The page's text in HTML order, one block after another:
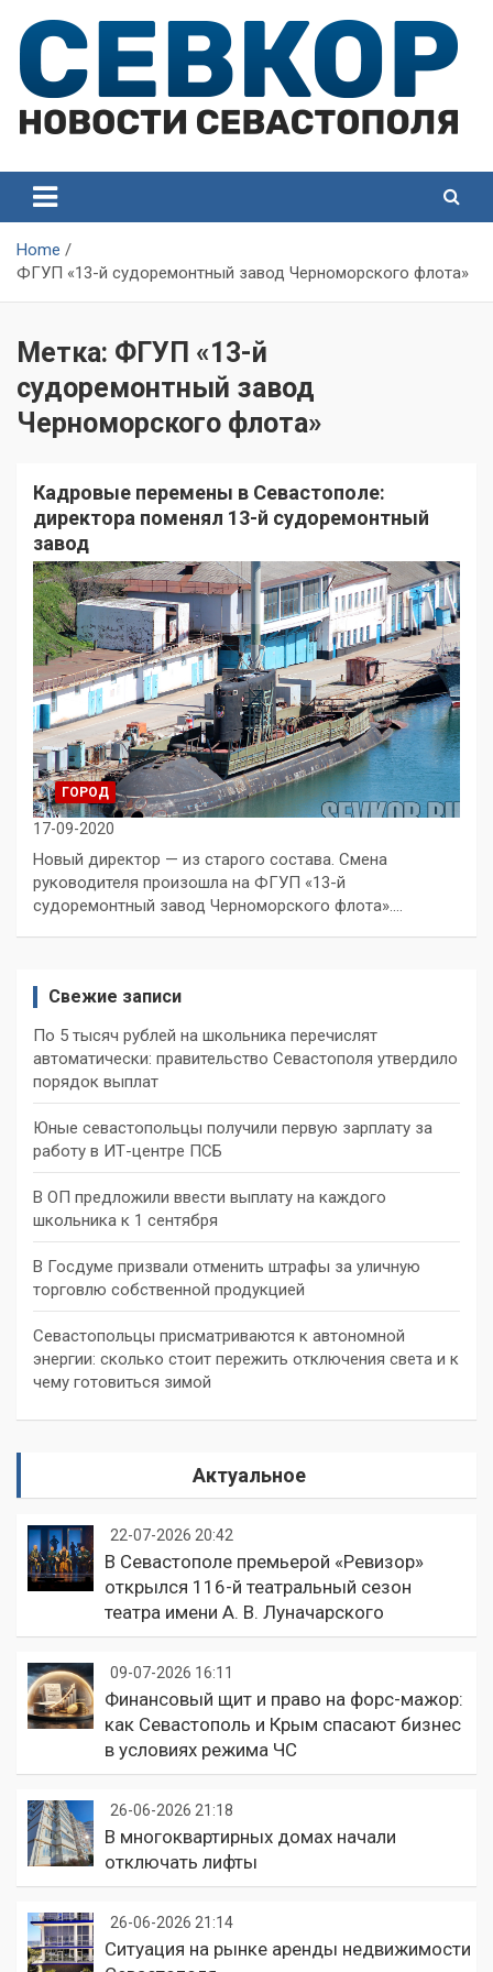
content
Севастополя
Севастополя
Home
ФГУП «13-й судоремонтный завод Черноморского флота»
Метка: ФГУП «13-й
судоремонтный завод
Черноморского флота»
Кадровые перемены в Севастополе:
директора поменял 13-й судоремонтный
завод
ГОРОД
17-09-2020
Новый директор — из старого состава. Смена
руководителя произошла на ФГУП «13-й
судоремонтный завод Черноморского флота».…
Свежие записи
По 5 тысяч рублей на школьника перечислят
автоматически: правительство Севастополя утвердило
порядок выплат
Юные севастопольцы получили первую зарплату за
работу в ИТ-центре ПСБ
В ОП предложили ввести выплату на каждого
школьника к 1 сентября
В Госдуме призвали отменить штрафы за уличную
торговлю собственной продукцией
Севастопольцы присматриваются к автономной
энергии: сколько стоит пережить отключения света и к
чему готовиться зимой
Актуальное
22-07-2026 20:42
В Севастополе премьерой «Ревизор»
открылся 116-й театральный сезон
театра имени А. В. Луначарского
09-07-2026 16:11
Финансовый щит и право на форс-мажор:
как Севастополь и Крым спасают бизнес
в условиях режима ЧС
26-06-2026 21:18
В многоквартирных домах начали
отключать лифты
26-06-2026 21:14
Ситуация на рынке аренды недвижимости